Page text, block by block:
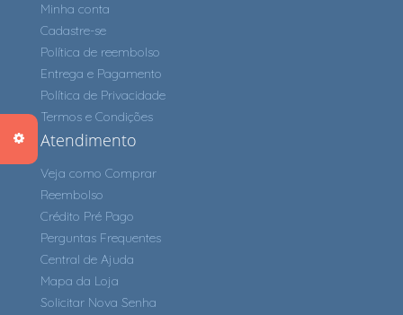
Minha conta
Cadastre-se
Política de reembolso
Entrega e Pagamento
Política de Privacidade
Termos e Condições
Atendimento
Veja como Comprar
Reembolso
Crédito Pré Pago
Perguntas Frequentes
Central de Ajuda
Mapa da Loja
Solicitar Nova Senha